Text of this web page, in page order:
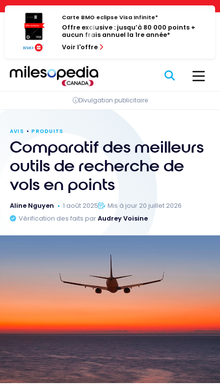
Panneau de gestion des cookies
Passer
contenu
Carte BMO eclipse Visa Infinite*
Offre exclusive : jusqu’à 80 000 points +
aucun frais annuel la 1re année*
Voir l'offre
Divulgation publicitaire
AVIS PRODUITS
Comparatif des meilleurs
outils de recherche de
vols en points
Aline Nguyen 1 août 2025
Mis à jour 20 juillet 2026
Vérification des faits parAudrey Voisine